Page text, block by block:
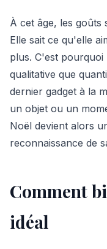
À cet âge, les goûts
Elle sait ce qu'elle
plus. C'est
qualitative que
dernier gadget à la
un objet ou un
Noël devient alors
reconnaissance de
Comment
idéal